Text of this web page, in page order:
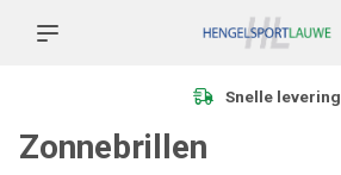
Snelle levering
Zonnebrillen